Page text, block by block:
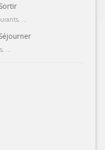
Sortir
...
Séjourner
...